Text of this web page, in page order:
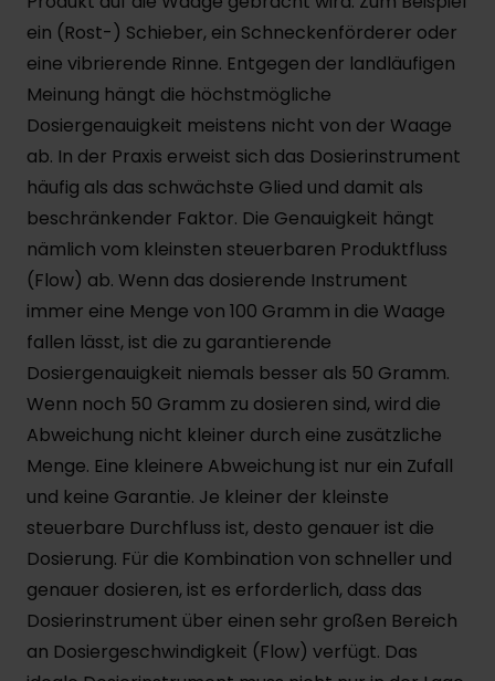
ein (Rost-) Schieber, ein Schneckenförderer oder
eine vibrierende Rinne. Entgegen der landläufigen
Meinung hängt die höchstmögliche
Dosiergenauigkeit meistens nicht von der Waage
ab. In der Praxis erweist sich das Dosierinstrument
häufig als das schwächste Glied und damit als
beschränkender Faktor. Die Genauigkeit hängt
nämlich vom kleinsten steuerbaren Produktfluss
(Flow) ab. Wenn das dosierende Instrument
immer eine Menge von 100 Gramm in die Waage
fallen lässt, ist die zu garantierende
Dosiergenauigkeit niemals besser als 50 Gramm.
Wenn noch 50 Gramm zu dosieren sind, wird die
Abweichung nicht kleiner durch eine zusätzliche
Menge. Eine kleinere Abweichung ist nur ein Zufall
und keine Garantie. Je kleiner der kleinste
steuerbare Durchfluss ist, desto genauer ist die
Dosierung. Für die Kombination von schneller und
genauer dosieren, ist es erforderlich, dass das
Dosierinstrument über einen sehr großen Bereich
an Dosiergeschwindigkeit (Flow) verfügt. Das